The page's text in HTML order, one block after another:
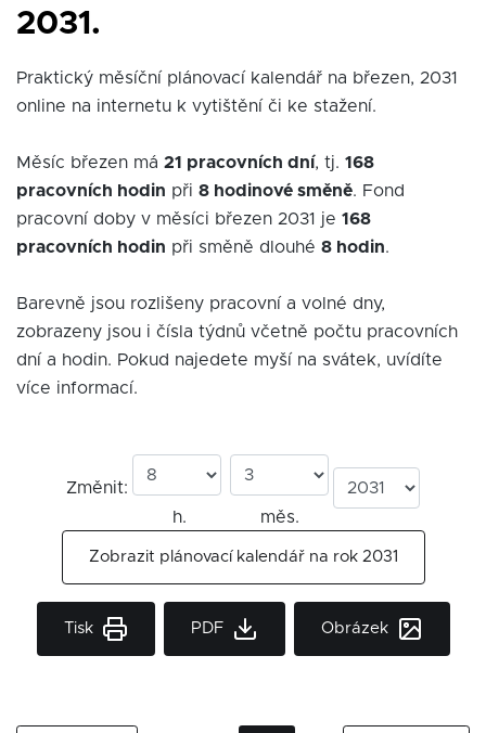
2031.
Praktický měsíční plánovací kalendář na březen, 2031
online na internetu k vytištění či ke stažení.
Měsíc březen má 21 pracovních dní, tj. 168
pracovních hodin při 8 hodinové směně. Fond
pracovní doby v měsíci březen 2031 je 168
pracovních hodin při směně dlouhé 8 hodin.
Barevně jsou rozlišeny pracovní a volné dny,
zobrazeny jsou i čísla týdnů včetně počtu pracovních
dní a hodin. Pokud najedete myší na svátek, uvídíte
více informací.
Změnit:
h.
měs.
Zobrazit plánovací kalendář na rok 2031
Tisk PDF Obrázek